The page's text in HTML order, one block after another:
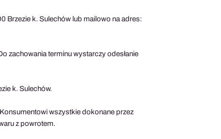
Brzezie k. Sulechów lub mailowo na adres:
zachowania terminu wystarczy odesłanie
k. Sulechów.
wszystkie dokonane przez
z powrotem.